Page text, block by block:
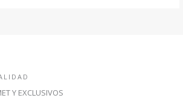
Y EXCLUSIVOS